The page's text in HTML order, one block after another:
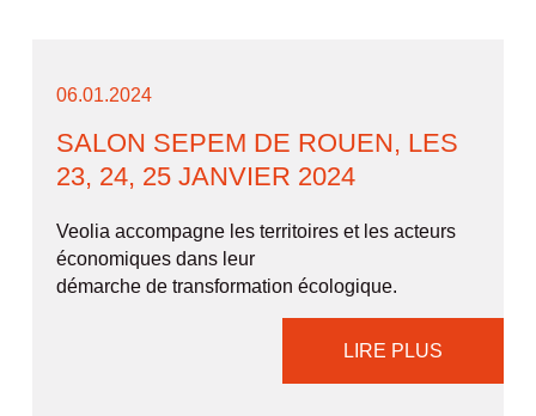
06.01.2024
SALON SEPEM DE ROUEN, LES
23, 24, 25 JANVIER 2024
Veolia accompagne les territoires et les acteurs
économiques dans leur
démarche de transformation écologique.
LIRE PLUS